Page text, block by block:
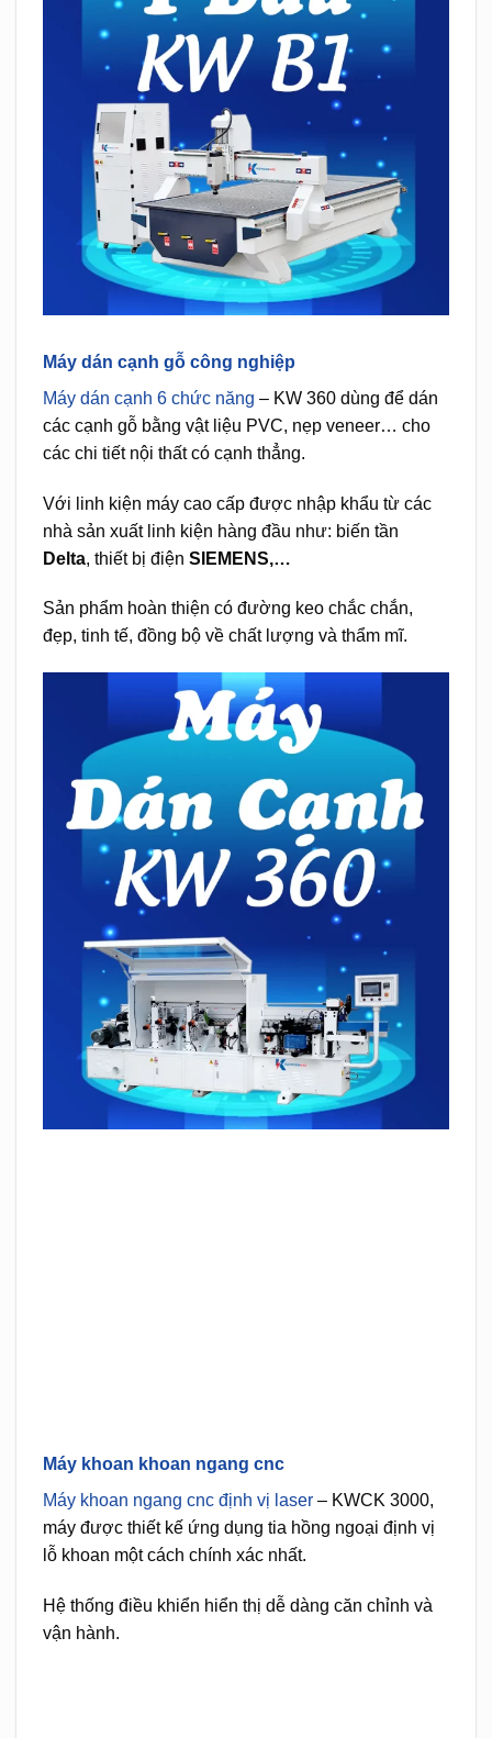
Máy dán cạnh gỗ công nghiệp
Máy dán cạnh 6 chức năng – KW 360 dùng để dán
các cạnh gỗ bằng vật liệu PVC, nẹp veneer… cho
các chi tiết nội thất có cạnh thẳng.
Với linh kiện máy cao cấp được nhập khẩu từ các
nhà sản xuất linh kiện hàng đầu như: biến tần
Delta, thiết bị điện SIEMENS,…
Sản phẩm hoàn thiện có đường keo chắc chắn,
đẹp, tinh tế, đồng bộ về chất lượng và thẩm mĩ.
Máy khoan khoan ngang cnc
Máy khoan ngang cnc định vị laser – KWCK 3000,
máy được thiết kế ứng dụng tia hồng ngoại định vị
lỗ khoan một cách chính xác nhất.
Hệ thống điều khiển hiển thị dễ dàng căn chỉnh và
vận hành.